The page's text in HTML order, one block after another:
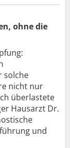
ohne die
solche
nicht nur
überlastete
Hausarzt Dr.
und